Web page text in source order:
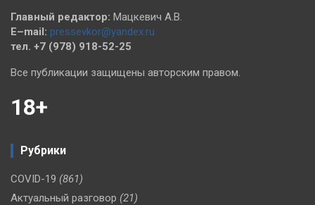
Главный редактор: Мацкевич А.В.
E–mail: pressevkor@yandex.ru
тел. +7 (978) 918-52-25
Все публикации защищены авторским правом.
18+
Рубрики
COVID-19 (861)
Актуальный разговор (21)